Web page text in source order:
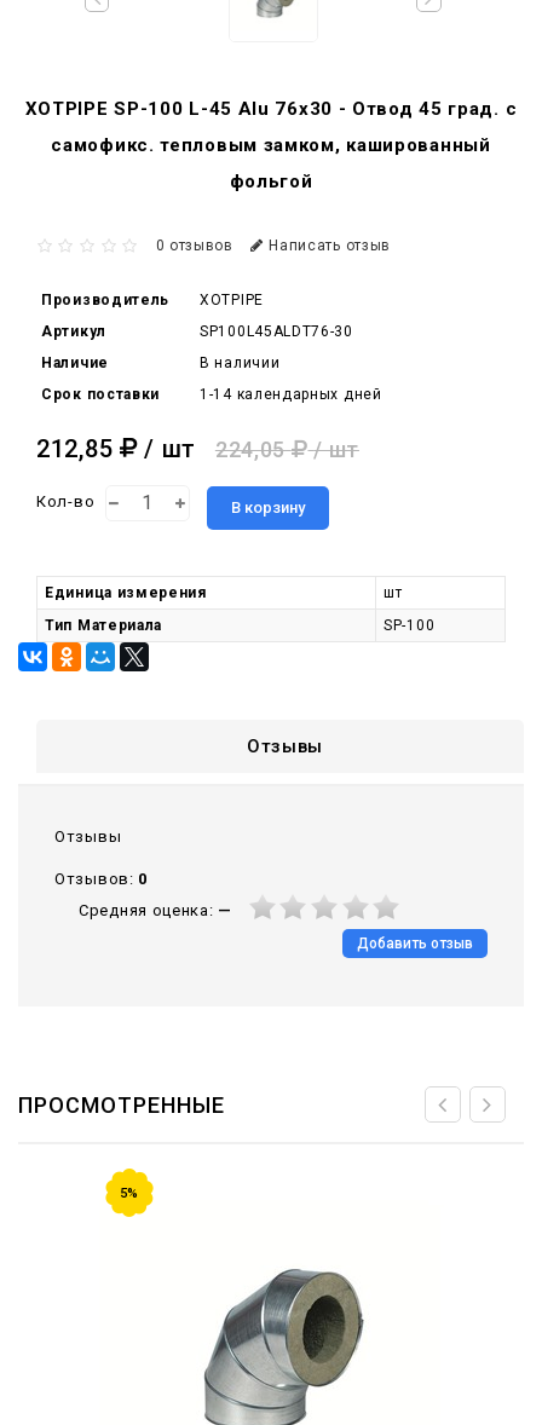
XOTPIPE SP-100 L-45 Alu 76x30 - Отвод 45 град. c
самофикс. тепловым замком, кашированный
фольгой
0 отзывов Написать отзыв
Производитель
XOTPIPE
Артикул
SP100L45ALDT76-30
Наличие
В наличии
Срок поставки
1-14 календарных дней
212,85 / шт 224,05 / шт
Кол-во В корзину
Единица измерения
шт
Тип Материала
SP-100
Отзывы
Отзывы
Отзывов: 0
Средняя оценка: —
Добавить отзыв
ПРОСМОТРЕННЫЕ
5%